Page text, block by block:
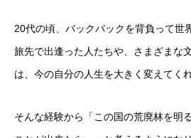
20代の頃、バックパックを背負って世
旅先で出逢った人たちや、さまざまな
は、今の自分の人生を大きく変えてく
そんな経験から「この国の荒廃林を明